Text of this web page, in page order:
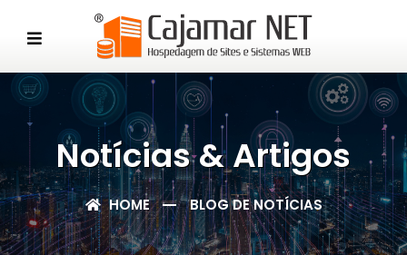
Notícias & Artigos
HOME BLOG DE NOTÍCIAS